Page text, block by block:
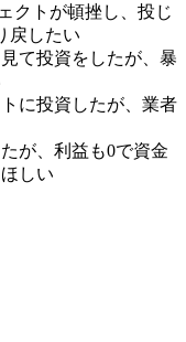
クトが頓挫し、投じ
戻したい
て投資をしたが、暴
に投資したが、業者
が、利益も0で資金
しい